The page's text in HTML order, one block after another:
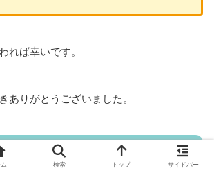
れば幸いです。
ありがとうございました。
リーレン】Blu-ray＆DVD
検索 トップ サイドバー